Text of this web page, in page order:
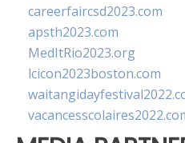
careerfaircsd2023.com
apsth2023.com
MedItRio2023.org
lcicon2023boston.com